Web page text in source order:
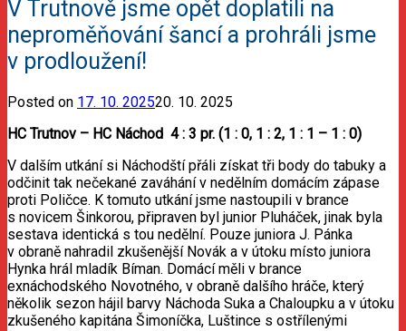
V Trutnově jsme opět doplatili na
neproměňování šancí a prohráli jsme
v prodloužení!
Posted on 17. 10. 202520. 10. 2025
HC Trutnov – HC Náchod 4 : 3 pr. (1 : 0, 1 : 2, 1 : 1 – 1 : 0)
V dalším utkání si Náchodští přáli získat tři body do tabuky a
odčinit tak nečekané zaváhání v nedělním domácím zápase
proti Poličce. K tomuto utkání jsme nastoupili v brance
s novicem Šinkorou, připraven byl junior Pluháček, jinak byla
sestava identická s tou nedělní. Pouze juniora J. Pánka
v obraně nahradil zkušenější Novák a v útoku místo juniora
Hynka hrál mladík Bíman. Domácí měli v brance
exnáchodského Novotného, v obraně dalšího hráče, který
několik sezon hájil barvy Náchoda Suka a Chaloupku a v útoku
zkušeného kapitána Šimoníčka, Luštince s ostřílenými